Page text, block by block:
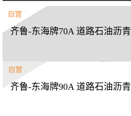
齐鲁-东海牌70A 道路石油沥青
齐鲁石化厂区
齐鲁-东海牌90A 道路石油沥青